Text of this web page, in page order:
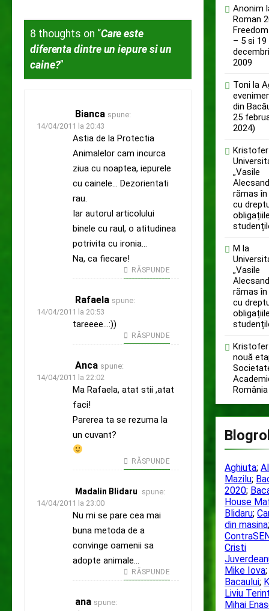
8 thoughts on “Care este
diferenta dintre un iepure si un
caine?”
Bianca spune:
14/04/2011 la 20:43
Astia de la Protectia
Animalelor cam incurca
ziua cu noaptea, iepurele
cu cainele… Dezorientati
rau.
Iar autorul articolului
binele cu raul, o atitudinea
potrivita cu ironia…
Na, ca fiecare!
RĂSPUNDE
Rafaela spune:
14/04/2011 la 20:53
tareeee…:))
RĂSPUNDE
Anca spune:
14/04/2011 la 22:02
Ma Rafaela, atat stii ,atat
faci!
Parerea ta se rezuma la
un cuvant?
RĂSPUNDE
Madalin Blidaru spune:
14/04/2011 la 23:00
Nu mi se pare cea mai
buna metoda de a
convinge oamenii sa
adopte animale…
RĂSPUNDE
ana spune:
Anonim
Roman
– 5 si 19
2009
Toni la
din
25
2024)
Kristofer
„Vasile
rămas
cu
M la
„Vasile
rămas
cu
Kristofer
nouă
Aghiuta;
Mazilu;
2020;
House
Blidaru;
din masina
Cristi
Mike Iova
Bacaului;
Liviu
Mihai